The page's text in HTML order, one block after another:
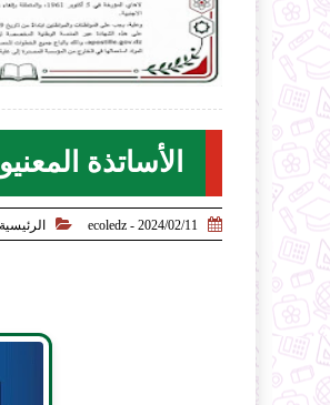
الأساتذة المعنيون

2024/02/11 - ecoledz
 الرئيسية